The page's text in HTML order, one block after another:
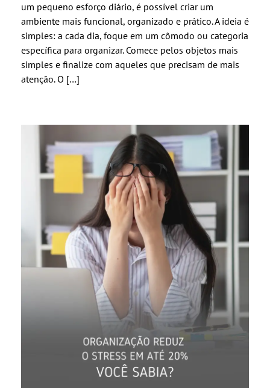
um pequeno esforço diário, é possível criar um
ambiente mais funcional, organizado e prático. A ideia é
simples: a cada dia, foque em um cômodo ou categoria
específica para organizar. Comece pelos objetos mais
simples e finalize com aqueles que precisam de mais
atenção. O […]